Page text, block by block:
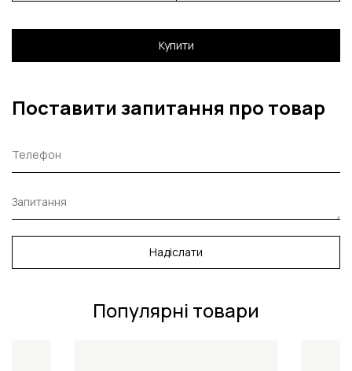
Купити
Поставити запитання про товар
Надіслати
Популярні товари